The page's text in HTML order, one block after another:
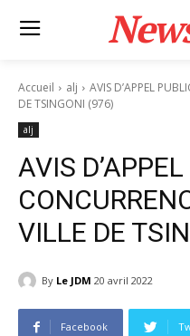
Accueil alj
AVIS D’APPEL
DE TSINGONI (976)
alj
AVIS
VILLE DE
By Le JDM 20 avril 2022
Facebook